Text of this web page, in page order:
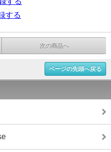
する
次の商品へ
ページの先頭へ戻る